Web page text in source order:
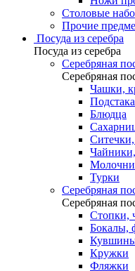
Столовые
Прочие
Посуда из серебра
Посуда из серебра
Серебряная
Серебряная
Чашки,
Блюдца
Турки
Серебряная
Серебряная
Стопки,
Бокалы,
Кружки
Фляжки